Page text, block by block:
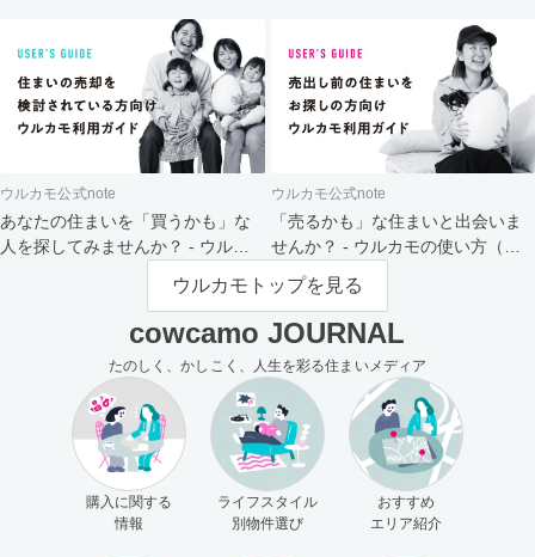
ウルカモ公式note
あなたの住まいを「買うかも」な
人を探してみませんか？ - ウルカ
ウルカモ公式note
「売るかも」な住まいと出会いま
せんか？ - ウルカモの使い方（買
主さま向け）
ウルカモトップを見る
cowcamo JOURNAL
たのしく、かしこく、人生を彩る住まいメディア
購入に関する
情報
ライフスタイル
別物件選び
おすすめ
エリア紹介